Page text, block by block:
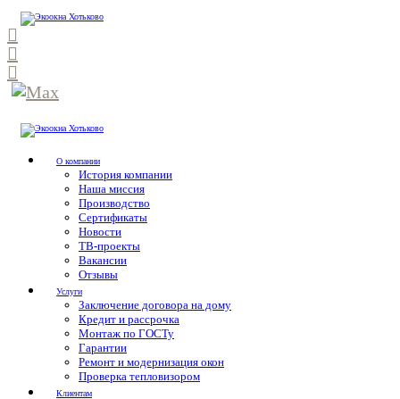
О компании
История компании
Наша миссия
Производство
Сертификаты
Новости
ТВ-проекты
Вакансии
Отзывы
Услуги
Заключение договора на дому
Кредит и рассрочка
Монтаж по ГОСТу
Гарантии
Ремонт и модернизация окон
Проверка тепловизором
Клиентам